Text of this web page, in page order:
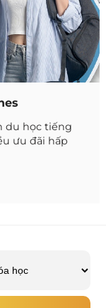
du học tiếng
ưu đãi hấp
nhật nhanh
mãi học phí,